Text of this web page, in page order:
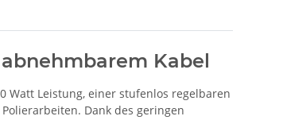
abnehmbarem Kabel
Watt Leistung, einer stufenlos regelbaren
Dank des geringen